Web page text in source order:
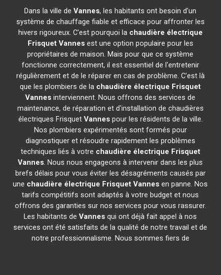
Dans la ville deVannes, les habitants ont besoin d'un
système de chauffage fiable et efficace pour affronter les
hivers rigoureux. C'est pourquoi la chaudière électrique
Frisquet Vannesest une option populaire pour les
propriétaires de maison. Mais pour que ce système
fonctionne correctement, il est essentiel de l'entretenir
régulièrement et de le réparer en cas de problème. C'est là
que les plombiers de la chaudière électrique Frisquet
Vannes interviennent. Nous offrons des services de
maintenance, de réparation et d'installation de chaudières
électriques Frisquet Vannespour les résidents de la ville.
Nos plombiers expérimentés sont formés pour
diagnostiquer et résoudre rapidement les problèmes
techniques liés à votre chaudière électrique Frisquet
Vannes. Nous nous engageons à intervenir dans les plus
brefs délais pour vous éviter les désagréments causés par
une chaudière électrique Frisquet Vannes en panne. Nos
tarifs compétitifs sont adaptés à votre budget et nous
offrons des garanties sur nos services pour vous rassurer.
Les habitants deVannes qui ont déjà fait appel à nos
services ont été satisfaits de la qualité de notre travail et de
notre professionnalisme. Nous sommes fiers de